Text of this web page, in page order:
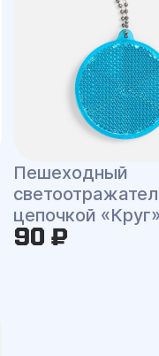
Пешеходный
цепочкой
90 ₽